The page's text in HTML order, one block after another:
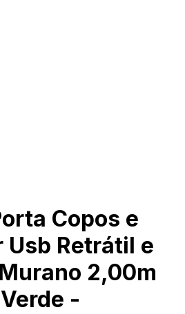
Copos e
Usb Retrátil e
2,00m
-